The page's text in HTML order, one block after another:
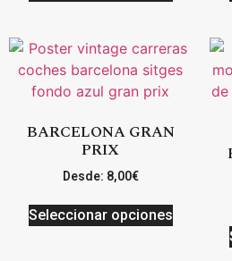
BARCELONA GRAN
PRIX
Desde: 8,00€
Seleccionar opciones